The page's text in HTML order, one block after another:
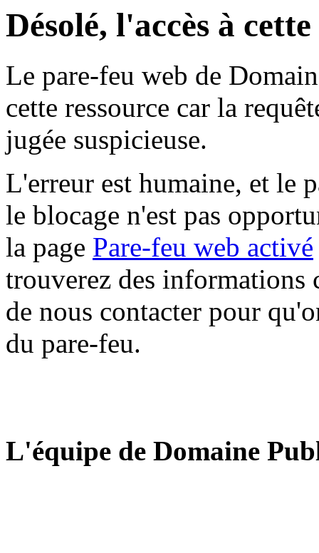
Désolé, l'accès à
Le pare-feu web de
cette ressource car la
jugée suspicieuse.
L'erreur est humaine, et le
le blocage n'est pas
la page Pare-feu web activé
trouverez des informations
de nous contacter pour
du pare-feu.
L'équipe de Domaine